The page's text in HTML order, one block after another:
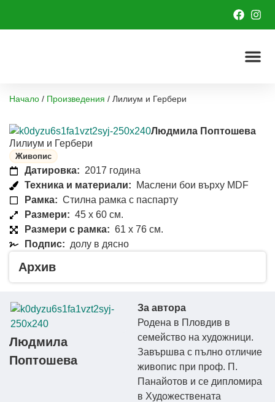
Начало / Произведения / Лилиум и Гербери
Людмила Поптошева
Лилиум и Гербери
Живопис
Датировка: 2017 година
Техника и материали: Маслени бои върху MDF
Рамка: Стилна рамка с паспарту
Размери: 45 x 60 см.
Размери с рамка: 61 x 76 см.
Подпис: долу в дясно
Архив
Людмила
Поптошева
За автора
Родена в Пловдив в
семейство на художници.
Завършва с пълно отличие
живопис при проф. П.
Панайотов и се дипломира
в Художествената